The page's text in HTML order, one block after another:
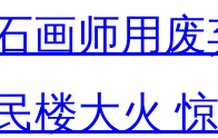
画师用
楼大火